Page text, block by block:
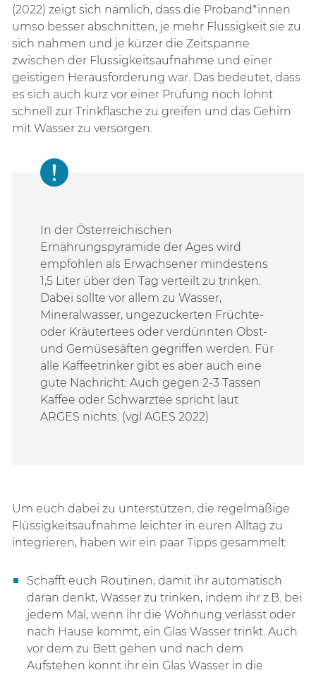
(2022) zeigt sich nämlich, dass die Proband*innen
umso besser abschnitten, je mehr Flüssigkeit sie zu
sich nahmen und je kürzer die Zeitspanne
zwischen der Flüssigkeitsaufnahme und einer
geistigen Herausforderung war. Das bedeutet, dass
es sich auch kurz vor einer Prüfung noch lohnt
schnell zur Trinkflasche zu greifen und das Gehirn
mit Wasser zu versorgen.
In der Österreichischen
Ernährungspyramide der Ages wird
empfohlen als Erwachsener mindestens
1,5 Liter über den Tag verteilt zu trinken.
Dabei sollte vor allem zu Wasser,
Mineralwasser, ungezuckerten Früchte-
oder Kräutertees oder verdünnten Obst-
und Gemüsesäften gegriffen werden. Für
alle Kaffeetrinker gibt es aber auch eine
gute Nachricht: Auch gegen 2-3 Tassen
Kaffee oder Schwarztee spricht laut
ARGES nichts. (vgl AGES 2022)
Um euch dabei zu unterstützen, die regelmäßige
Flüssigkeitsaufnahme leichter in euren Alltag zu
integrieren, haben wir ein paar Tipps gesammelt:
Schafft euch Routinen, damit ihr automatisch
daran denkt, Wasser zu trinken, indem ihr z.B. bei
jedem Mal, wenn ihr die Wohnung verlässt oder
nach Hause kommt, ein Glas Wasser trinkt. Auch
vor dem zu Bett gehen und nach dem
Aufstehen könnt ihr ein Glas Wasser in die